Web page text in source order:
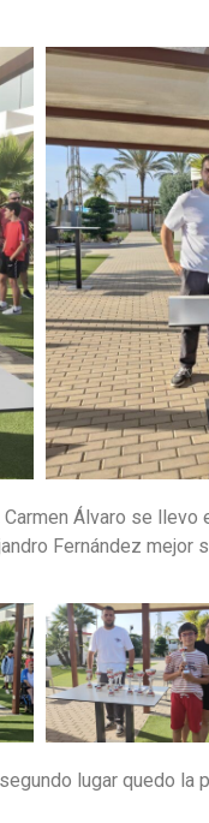
Álvaro se
Fernández mejor
lugar quedo la